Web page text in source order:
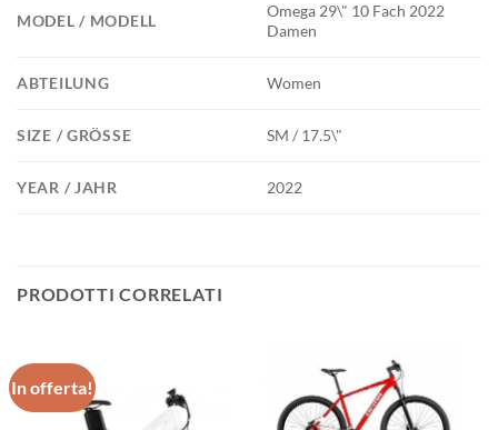
MODEL / MODELL
Omega 29\" 10 Fach 2022
Damen
ABTEILUNG Women
SIZE / GRÖSSE SM / 17.5\"
YEAR / JAHR 2022
PRODOTTI CORRELATI
In offerta!